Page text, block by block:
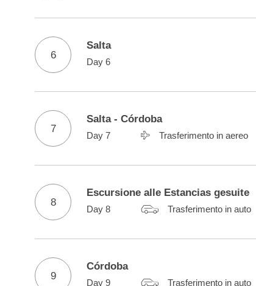
6
Salta
Day 6
7
Salta - Córdoba
Day 7 Trasferimento in aereo
8
Escursione alle Estancias gesuite
Day 8 Trasferimento in auto
9
Córdoba
Day 9 Trasferimento in auto